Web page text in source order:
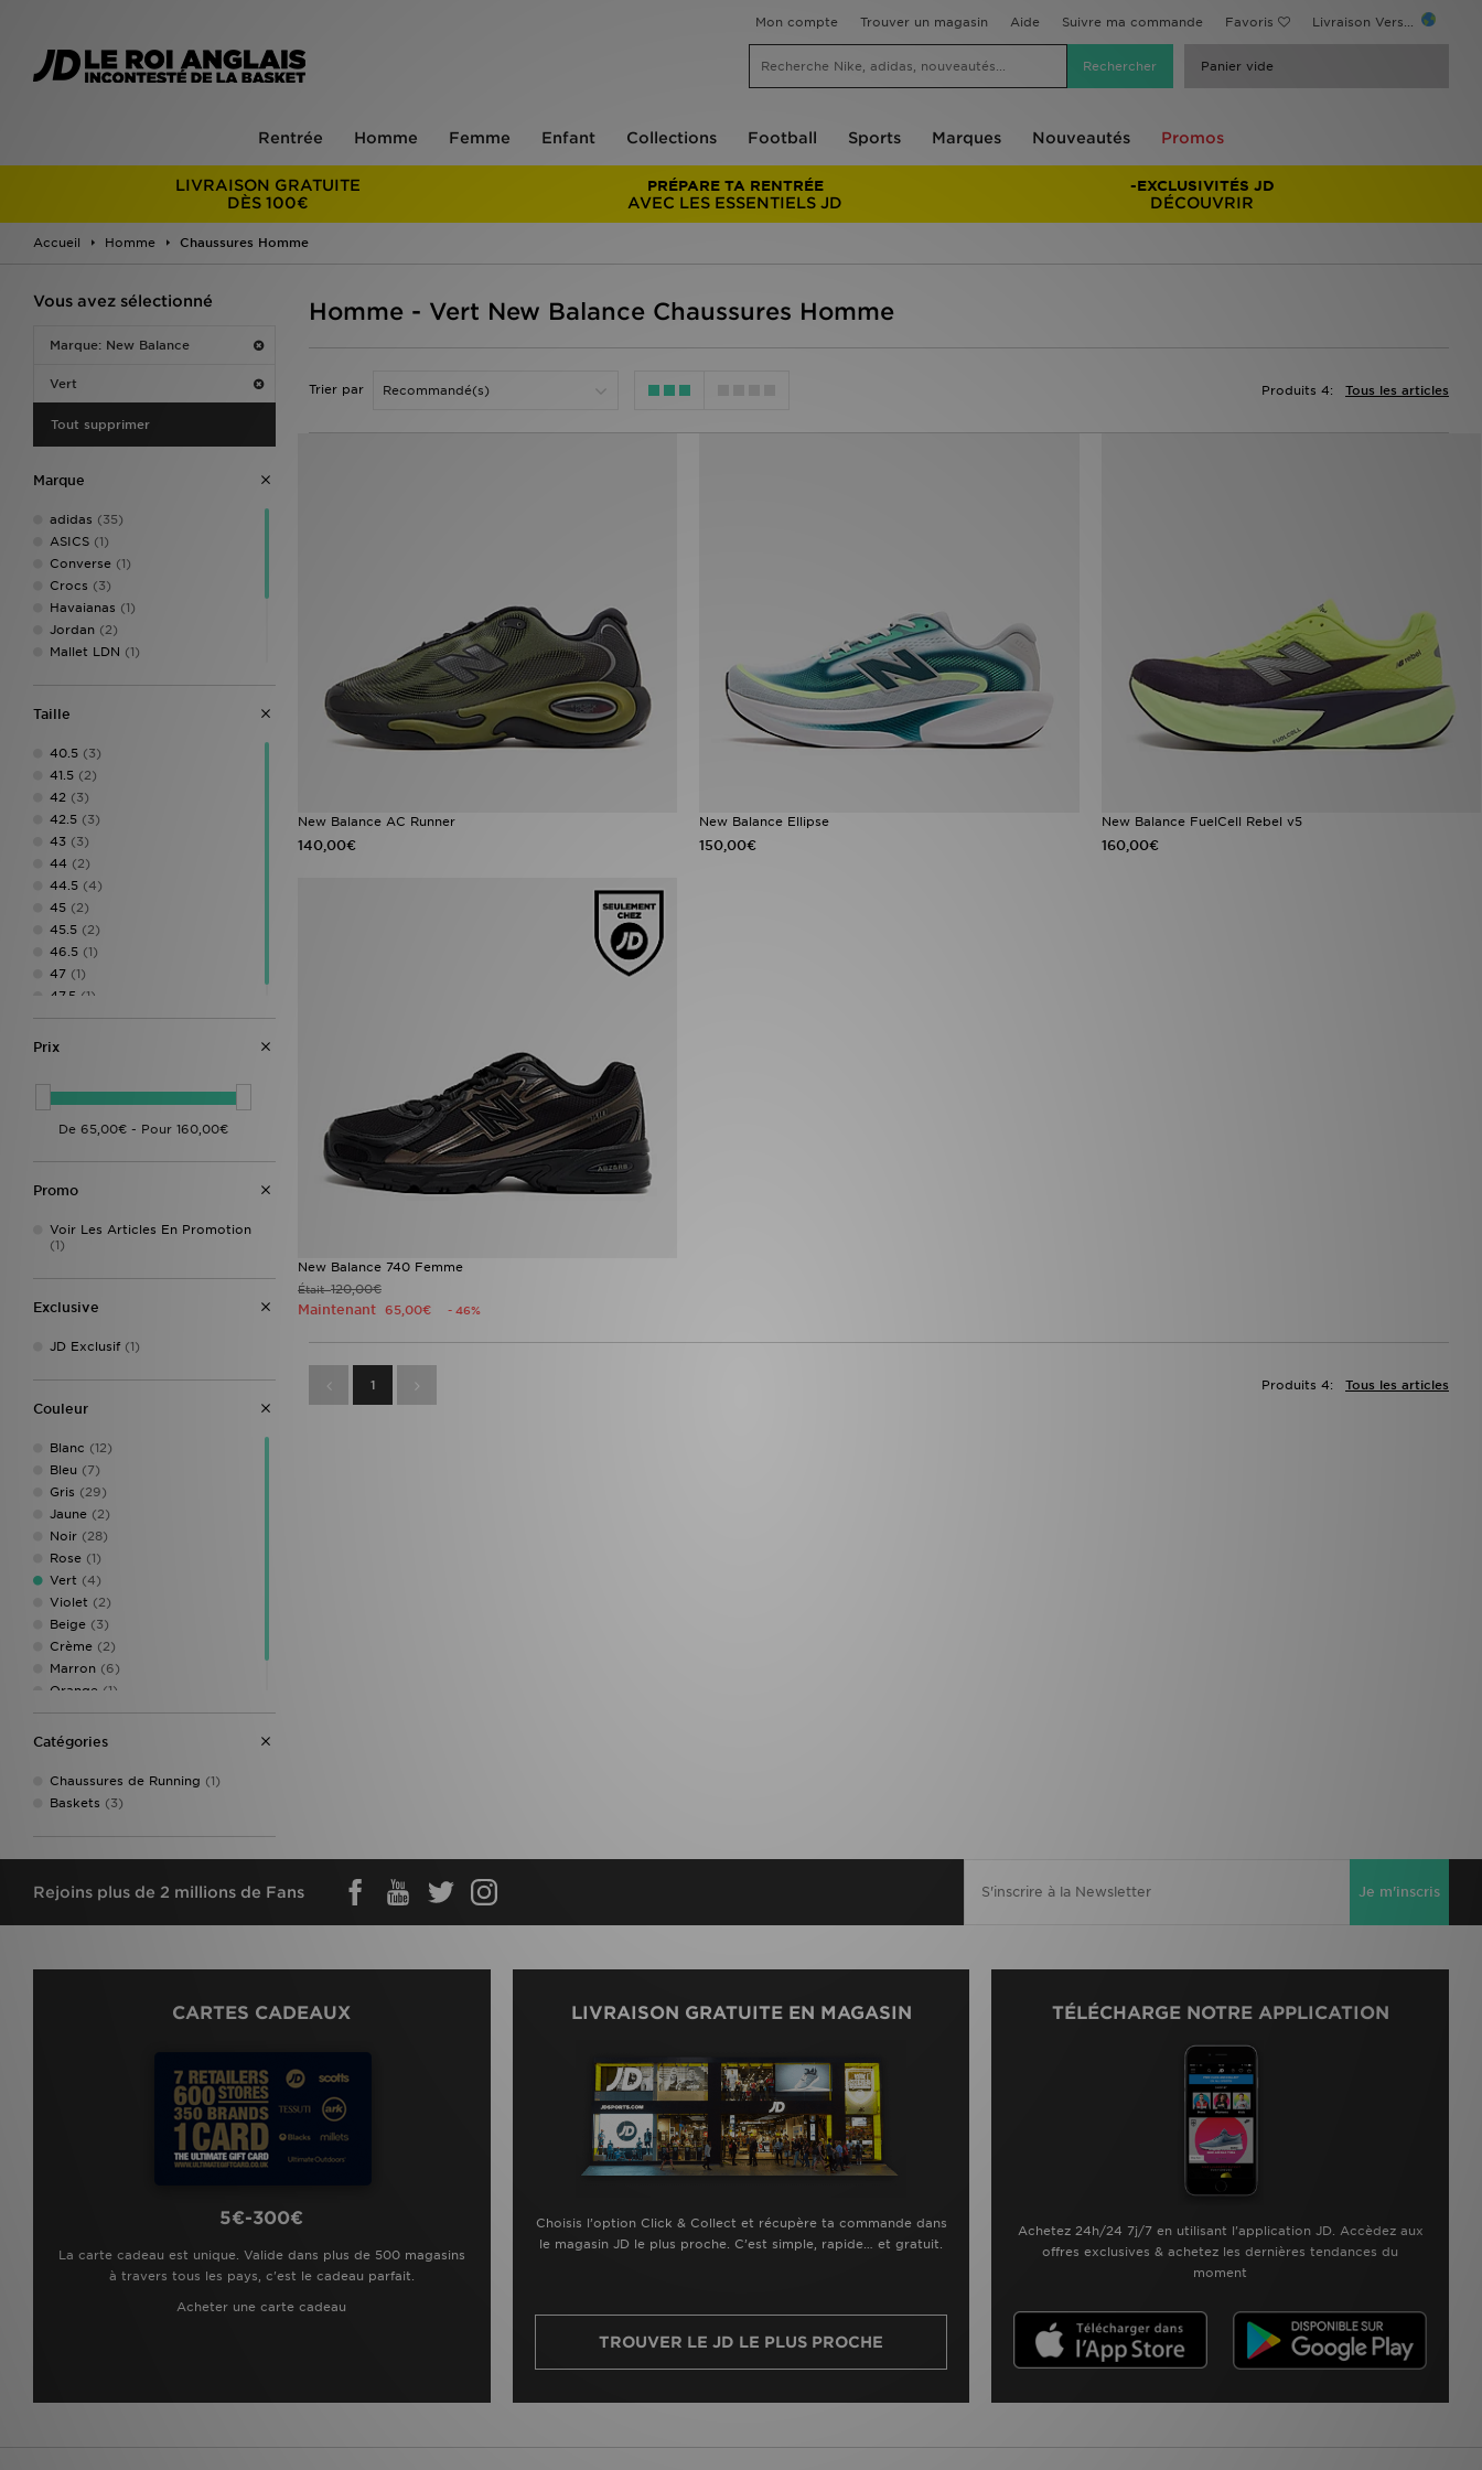
Mon compte Trouver un magasin Aide Suivre ma commande Favoris Livraison Vers...
Panier vide
Rentrée Homme Femme Enfant Collections Football Sports Marques Nouveautés Promos
LIVRAISON GRATUITE
DÈS 100€
PRÉPARE TA RENTRÉE
AVEC LES ESSENTIELS JD
-EXCLUSIVITÉS JD
DÉCOUVRIR
Accueil Homme Chaussures Homme
Vous avez sélectionné
Marque: New Balance
Vert
Tout supprimer
Marque
adidas (35)
ASICS (1)
Converse (1)
Crocs (3)
Havaianas (1)
Jordan (2)
Mallet LDN (1)
On Running
Under Armour
Taille
40.5 (3)
41.5 (2)
42 (3)
42.5 (3)
43 (3)
44 (2)
44.5 (4)
45 (2)
45.5 (2)
46.5 (1)
47 (1)
47.5 (1)
Prix
Promo
Voir Les Articles En Promotion
(1)
Exclusive
JD Exclusif (1)
Couleur
Blanc (12)
Bleu (7)
Gris (29)
Jaune (2)
Noir (28)
Rose (1)
Vert (4)
Violet (2)
Beige (3)
Crème (2)
Marron (6)
Orange (1)
Siver Metallic(1)
Catégories
Chaussures de Running (1)
Baskets (3)
Homme - Vert New Balance Chaussures Homme
Trier par Tous les articles
Produits 4:
New Balance AC Runner
140,00€
New Balance Ellipse
150,00€
New Balance FuelCell Rebel v5
160,00€
New Balance 740 Femme
Était120,00€
Maintenant 65,00€ - 46%
1 Tous les articles
Produits 4:
Rejoins plus de 2 millions de Fans Je m'inscris
CARTES CADEAUX
5€-300€
La carte cadeau est unique. Valide dans plus de 500 magasins
à travers tous les pays, c'est le cadeau parfait.
Acheter une carte cadeau
LIVRAISON GRATUITE EN MAGASIN
Choisis l’option Click & Collect et récupère ta commande dans
le magasin JD le plus proche. C’est simple, rapide… et gratuit.
TROUVER LE JD LE PLUS PROCHE
TÉLÉCHARGE NOTRE APPLICATION
Achetez 24h/24 7j/7 en utilisant l'application JD. Accèdez aux
offres exclusives & achetez les dernières tendances du
moment